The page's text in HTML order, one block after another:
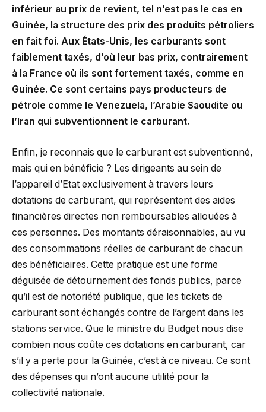
inférieur au prix de revient, tel n’est pas le cas en
Guinée, la structure des prix des produits pétroliers
en fait foi. Aux États-Unis, les carburants sont
faiblement taxés, d’où leur bas prix, contrairement
à la France où ils sont fortement taxés, comme en
Guinée. Ce sont certains pays producteurs de
pétrole comme le Venezuela, l’Arabie Saoudite ou
l’Iran qui subventionnent le carburant.
Enfin, je reconnais que le carburant est subventionné,
mais qui en bénéficie ? Les dirigeants au sein de
l’appareil d’Etat exclusivement à travers leurs
dotations de carburant, qui représentent des aides
financières directes non remboursables allouées à
ces personnes. Des montants déraisonnables, au vu
des consommations réelles de carburant de chacun
des bénéficiaires. Cette pratique est une forme
déguisée de détournement des fonds publics, parce
qu’il est de notoriété publique, que les tickets de
carburant sont échangés contre de l’argent dans les
stations service. Que le ministre du Budget nous dise
combien nous coûte ces dotations en carburant, car
s’il y a perte pour la Guinée, c’est à ce niveau. Ce sont
des dépenses qui n’ont aucune utilité pour la
collectivité nationale.